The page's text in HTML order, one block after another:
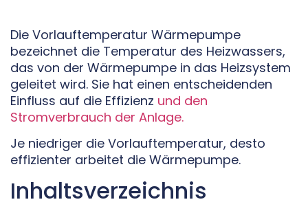
Die Vorlauftemperatur Wärmepumpe
bezeichnet die Temperatur des Heizwassers,
das von der Wärmepumpe in das Heizsystem
geleitet wird. Sie hat einen entscheidenden
Einfluss auf die Effizienz und den
Stromverbrauch der Anlage.
Je niedriger die Vorlauftemperatur, desto
effizienter arbeitet die Wärmepumpe.
Inhaltsverzeichnis